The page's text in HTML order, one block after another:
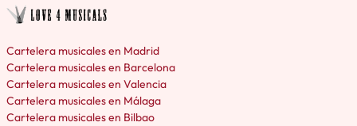
Cartelera musicales en Madrid
Cartelera musicales en Barcelona
Cartelera musicales en Valencia
Cartelera musicales en Málaga
Cartelera musicales en Bilbao